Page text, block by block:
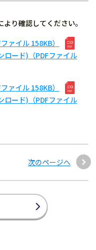
り確認してください。
ァイル 158KB）
ロード)（PDFファイル
ァイル 158KB）
ロード)（PDFファイル
次のページへ